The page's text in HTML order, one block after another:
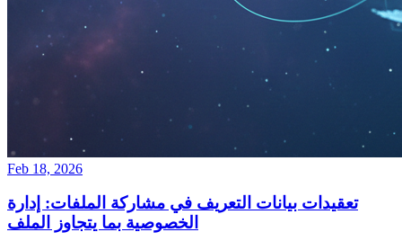
Feb 18, 2026
تعقيدات بيانات التعريف في مشاركة الملفات: إدارة
الخصوصية بما يتجاوز الملف